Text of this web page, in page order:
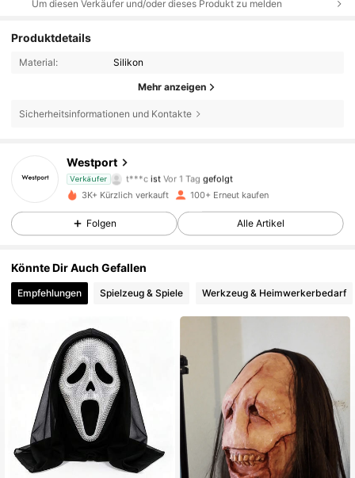
Um diesen Verkäufer und/oder dieses Produkt zu melden
Produktdetails
Material: Silikon
Mehr anzeigen
Sicherheitsinformationen und Kontakte
Westport
Verkäufer
t***c
4,75
567 Follower
567 Follower
4,75 567 Follower
4,75 567 Follower
4,75 567 Follower
3K+ Kürzlich verkauft 100+ Erneut kaufen
Folgen Alle Artikel
Könnte Dir Auch Gefallen
Empfehlungen Spielzeug & Spiele Werkzeug & Heimwerkerbedarf